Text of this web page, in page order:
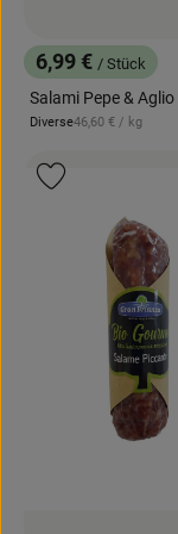
, Preis:
6,99 € / Stück
Salami Pepe &
, Herkunft:
Diverse, Referenzpreis:
46,60 € / kg
Produkt zu